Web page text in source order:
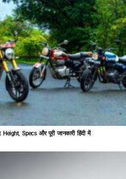
Specs और पूरी जानकारी हिंदी में